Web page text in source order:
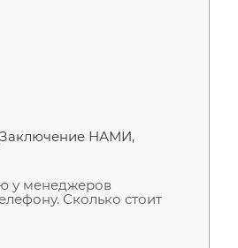
НАМИ,
у менеджеров
Сколько стоит